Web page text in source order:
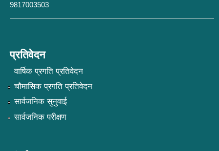
9817003503
प्रतिवेदन
वार्षिक प्रगति प्रतिवेदन
चौमासिक प्रगति प्रतिवेदन
सार्वजनिक सुनुवाई
सार्वजनिक परीक्षण